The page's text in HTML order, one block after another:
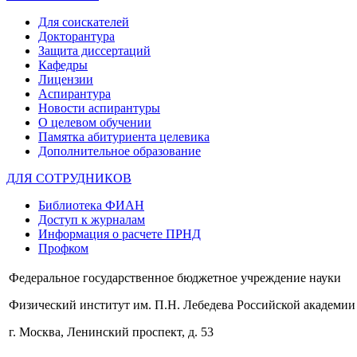
Для соискателей
Докторантура
Защита диссертаций
Кафедры
Лицензии
Аспирантура
Новости аспирантуры
О целевом обучении
Памятка абитуриента целевика
Дополнительное образование
ДЛЯ СОТРУДНИКОВ
Библиотека ФИАН
Доступ к журналам
Информация о расчете ПРНД
Профком
Федеральное государственное бюджетное учреждение науки
Физический институт им. П.Н. Лебедева Российской академии
г. Москва, Ленинский проспект, д. 53